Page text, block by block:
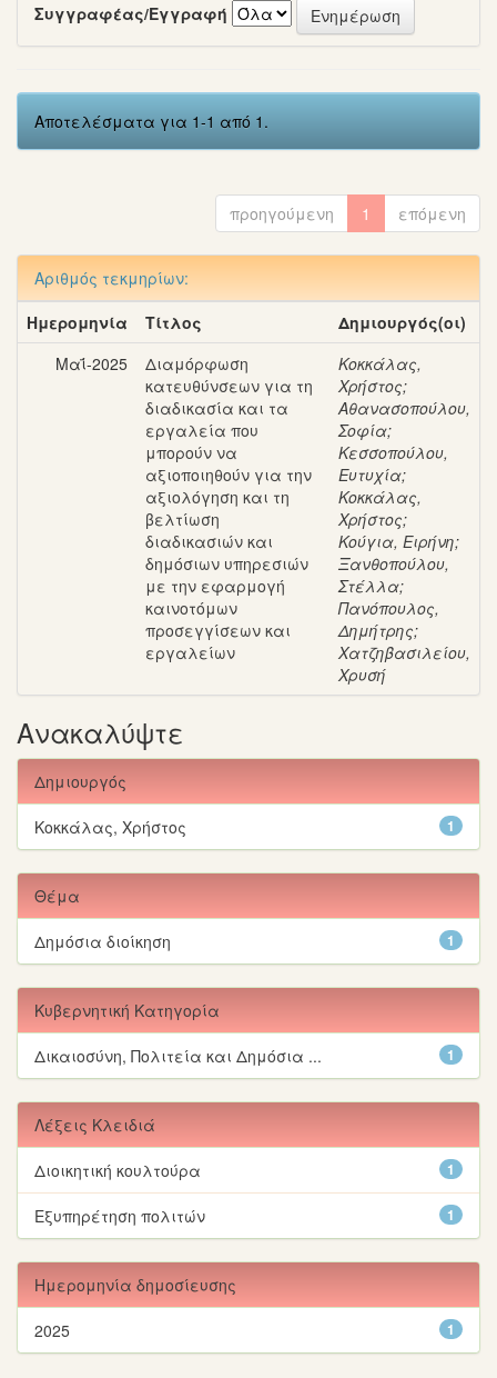
Συγγραφέας/Εγγραφή
Αποτελέσματα για 1-1 από 1.
προηγούμενη 1 επόμενη
Αριθμός τεκμηρίων:
Ημερομηνία
Τίτλος
Δημιουργός(οι)
Μαΐ-2025
Διαμόρφωση
κατευθύνσεων για τη
διαδικασία και τα
εργαλεία που
μπορούν να
αξιοποιηθούν για την
αξιολόγηση και τη
βελτίωση
διαδικασιών και
δημόσιων υπηρεσιών
με την εφαρμογή
καινοτόμων
προσεγγίσεων και
εργαλείων
Κοκκάλας,
Χρήστος;
Αθανασοπούλου,
Σοφία;
Κεσσοπούλου,
Ευτυχία;
Κοκκάλας,
Χρήστος;
Κούγια, Ειρήνη;
Ξανθοπούλου,
Στέλλα;
Πανόπουλος,
Δημήτρης;
Χατζηβασιλείου,
Χρυσή
Ανακαλύψτε
Δημιουργός
1
Κοκκάλας, Χρήστος
Θέμα
1
Δημόσια διοίκηση
Κυβερνητική Κατηγορία
1
Δικαιοσύνη, Πολιτεία και Δημόσια ...
Λέξεις Κλειδιά
1
Διοικητική κουλτούρα
1
Εξυπηρέτηση πολιτών
Ημερομηνία δημοσίευσης
1
2025